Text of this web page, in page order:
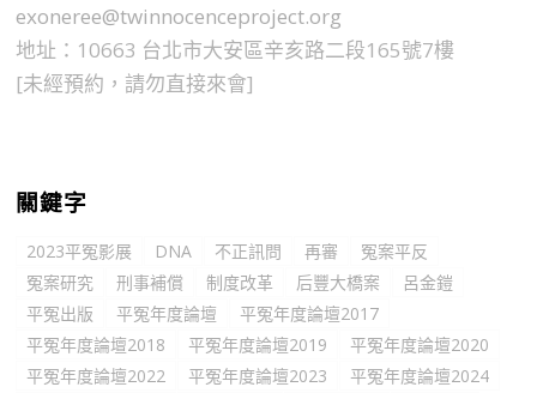
exoneree@twinnocenceproject.org
地址：10663 台北市大安區辛亥路二段165號7樓
[未經預約，請勿直接來會]
關鍵字
2023平冤影展 DNA 不正訊問 再審
冤案平反
冤案研究
刑事補償 制度改革 后豐大橋案
呂金鎧
平冤出版
平冤年度論壇
平冤年度論壇2017
平冤年度論壇2018
平冤年度論壇2019
平冤年度論壇2020
平冤年度論壇2022
平冤年度論壇2023
平冤年度論壇2024